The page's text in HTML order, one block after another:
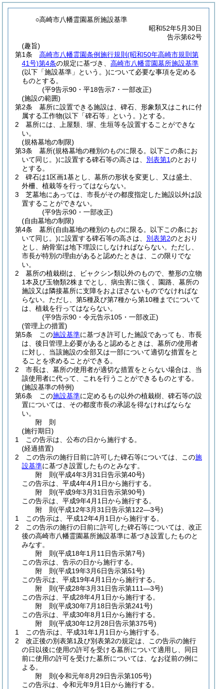
○高崎市八幡霊園墓所施設基準
昭和52年5月30日
告示第62号
(趣旨)
第1条
高崎市八幡霊園条例施行規則 (昭和50年高崎市規則第
41号)第4条の規定に基づき、 高崎市八幡霊園墓所施設基準
(以下「施設基準」という。)について必要な事項を定める
ものとする。
(平9告示90・平18告示7・一部改正)
(施設の範囲)
第2条
墓所に設置できる施設は、碑石、形象類又はこれに付
属する工作物(以下「碑石等」という。)とする。
2
墓所には、上屋類、塀、生垣等を設置することができな
い。
(規格墓地の制限)
第3条
墓所(規格墓地の種別のものに限る。以下この条にお
いて同じ。)に設置する碑石等の高さは、 別表第1のとおり
とする。
2
碑石は1区画1基とし、墓所の形状を変更し、又は盛土、
外柵、植栽等を行ってはならない。
3
芝墓地にあっては、市長がその都度指定した施設以外は設
置することができない。
(平9告示90・一部改正)
(自由墓地の制限)
第4条
墓所(自由墓地の種別のものに限る。以下この条にお
いて同じ。)に設置する碑石等の高さは、 別表第2のとおり
とし、納骨室は地下埋設にしなければならない。 ただし、
市長が特別の理由があると認めたときは、この限りでな
い。
2
墓所の植栽樹は、ビャクシン類以外のもので、整形の立物
1本及び玉物類2株までとし、病虫害に強く、園路、墓所の
施設又は隣接墓所に支障をおよぼさないものでなければな
らない。 ただし、第5種及び第7種から第10種までについて
は、植栽を行ってはならない。
(平9告示90・令元告示105・一部改正)
(管理上の措置)
第5条
この施設基準に基づき許可した施設であっても、市長
は、後日管理上必要があると認めるときは、墓所の使用者
に対し、当該施設の全部又は一部について適切な措置をと
ることを求めることができる。
2
市長は、墓所の使用者が適切な措置をとらない場合は、当
該使用者に代って、これを行うことができるものとする。
(施設基準の特例)
第6条
この施設基準に定めるもの以外の植栽樹、碑石等の設
置については、その都度市長の承認を得なければならな
い。
附 則
(施行期日)
1
この告示は、公布の日から施行する。
(経過措置)
2
この告示の施行日前に許可した碑石等については、この施
設基準に基づき設置したものとみなす。
附 則(平成4年3月31日告示第40号)
この告示は、平成4年4月1日から施行する。
附 則(平成9年3月31日告示第90号)
この告示は、平成9年4月1日から施行する。
附 則(平成12年3月31日告示第122―3号)
1
この告示は、平成12年4月1日から施行する。
2
この告示の施行の日前に許可した碑石等については、改正
後の高崎市八幡霊園墓所施設基準に基づき設置したものと
みなす。
附 則(平成18年1月11日告示第7号)
この告示は、告示の日から施行する。
附 則(平成19年3月6日告示第51号)
この告示は、平成19年4月1日から施行する。
附 則(平成28年3月31日告示第111―3号)
この告示は、平成28年4月1日から施行する。
附 則(平成30年7月18日告示第241号)
この告示は、平成30年8月1日から施行する。
附 則(平成30年12月28日告示第375号)
1
この告示は、平成31年1月1日から施行する。
2
改正後の別表第1及び別表第2の規定は、この告示の施行
の日以後に使用の許可を受ける墓所について適用し、同日
前に使用の許可を受けた墓所については、なお従前の例に
よる。
附 則(令和元年8月29日告示第105号)
この告示は、令和元年9月1日から施行する。